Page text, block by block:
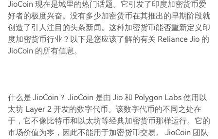
JioCoin 现在是城里的热门话题。它引发了印度加密货币爱
好者的极度兴奋。没有多少加密货币在其推出的早期阶段就
创造了引人注目的头条新闻。这种加密货币能否重新定义印
度加密货币行业？以下是您应该了解的有关 Reliance Jio 的
JioCoin 的所有信息。
什么是 JioCoin？ JioCoin 是由 Jio 和 Polygon Labs 使用以
太坊 Layer 2 开发的数字代币。该数字代币的不同之处在
于，它不像比特币和以太坊等经典加密货币那样运行。它的
市场价值为零，因此不能用于加密货币交易。 JioCoin 团队